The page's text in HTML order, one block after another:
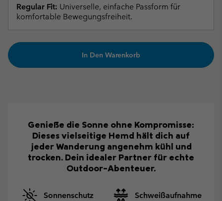
Regular Fit: Universelle, einfache Passform für
komfortable Bewegungsfreiheit.
In Den Warenkorb
Genieße die Sonne ohne Kompromisse:
Dieses vielseitige Hemd hält dich auf
jeder Wanderung angenehm kühl und
trocken. Dein idealer Partner für echte
Outdoor-Abenteuer.
Sonnenschutz Schweißaufnahme